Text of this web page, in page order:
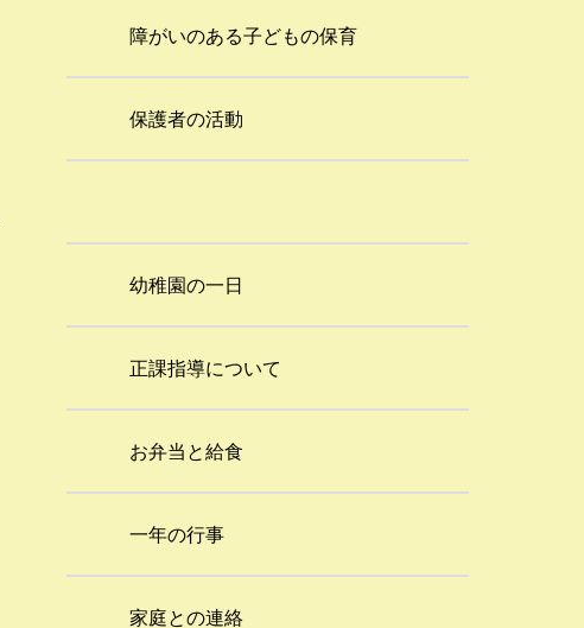
障がいのある子どもの保育
保護者の活動
幼稚園の一日
正課指導について
お弁当と給食
一年の行事
家庭との連絡